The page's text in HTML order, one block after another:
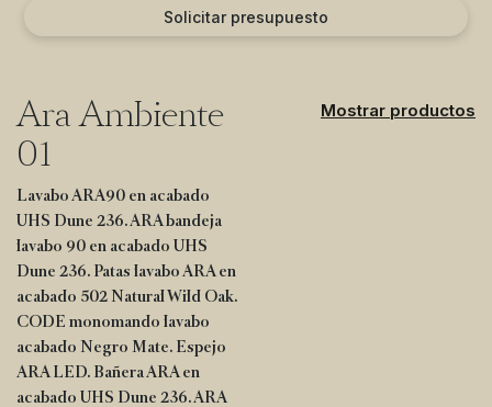
Solicitar presupuesto
Ara Ambiente
01
Lavabo ARA90 en acabado
UHS Dune 236. ARA bandeja
lavabo 90 en acabado UHS
Dune 236. Patas lavabo ARA en
acabado 502 Natural Wild Oak.
CODE monomando lavabo
acabado Negro Mate. Espejo
ARA LED. Bañera ARA en
acabado UHS Dune 236. ARA
Mostrar productos